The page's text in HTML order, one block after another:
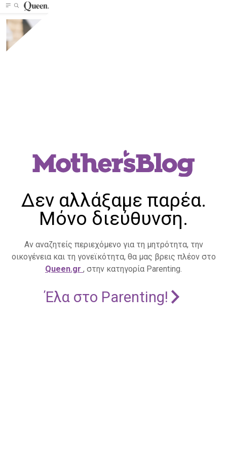
Δεν αλλάξαμε παρέα.
Μόνο διεύθυνση.
Αν αναζητείς περιεχόμενο για τη μητρότητα, την
οικογένεια και τη γονεϊκότητα, θα μας βρεις πλέον στο
Queen.gr , στην κατηγορία Parenting.
Έλα στο Parenting!